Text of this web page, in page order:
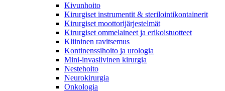
Tuotekatalogi
Etsitkö tiettyä tuotetta? Tuotekatalogista löydät kattavan
tuoteportfoliomme.
Kivunhoito
Kirurgiset instrumentit & sterilointikontainerit
Kirurgiset moottorijärjestelmät
Kirurgiset ommelaineet ja erikoistuotteet
Kliininen ravitsemus
Kontinenssihoito ja urologia
Mini-invasiivinen kirurgia
Nestehoito
Neurokirurgia
Onkologia